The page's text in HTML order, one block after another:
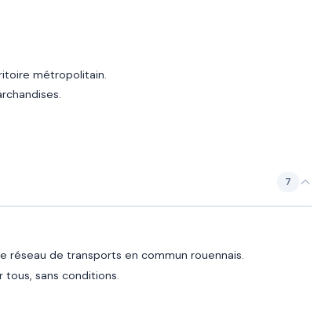
métropolitain.
7
de transports en commun rouennais.
sans conditions.